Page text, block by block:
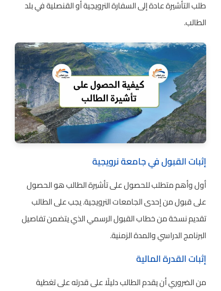
طلب التأشيرة عادة إلى السفارة النرويجية أو القنصلية في بلد
الطالب.
إثبات القبول في جامعة نرويجية
أول وأهم متطلب للحصول على تأشيرة الطالب هو الحصول
على قبول من إحدى الجامعات النرويجية. يجب على الطالب
تقديم نسخة من خطاب القبول الرسمي الذي يتضمن تفاصيل
البرنامج الدراسي والمدة الزمنية.
إثبات القدرة المالية
من الضروري أن يقدم الطالب دليلًا على قدرته على تغطية